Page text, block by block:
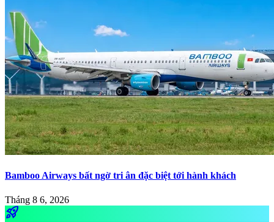
Bamboo Airways bất ngờ tri ân đặc biệt tới hành khách
Tháng 8 6, 2026
rocket_launch